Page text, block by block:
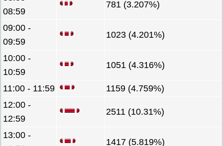
08:59
781 (3.207%)
09:00 -
09:59
1023 (4.201%)
10:00 -
10:59
1051 (4.316%)
11:00 - 11:59
1159 (4.759%)
12:00 -
12:59
2511 (10.31%)
13:00 -
1417 (5.819%)